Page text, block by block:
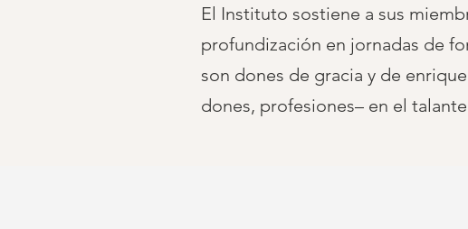
El Instituto sostiene a sus
profundización en jornadas de
son dones de gracia y de
dones, profesiones– en el